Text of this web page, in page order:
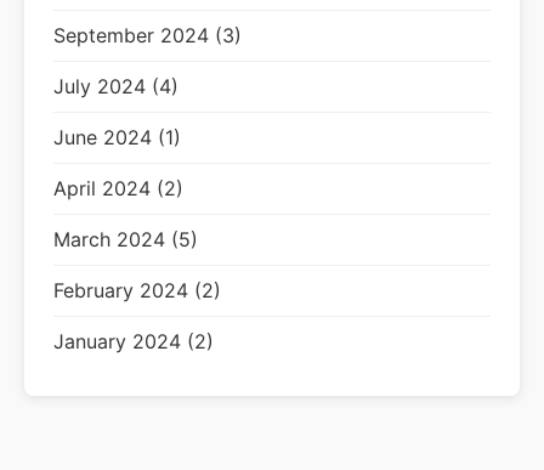
September 2024 (3)
July 2024 (4)
June 2024 (1)
April 2024 (2)
March 2024 (5)
February 2024 (2)
January 2024 (2)